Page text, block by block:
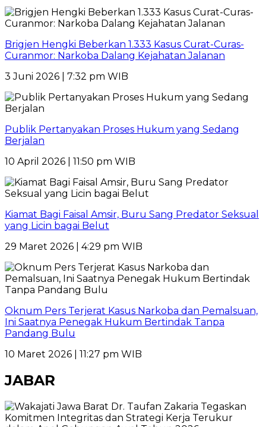
Brigjen Hengki Beberkan 1.333 Kasus Curat-Curas-
Curanmor: Narkoba Dalang Kejahatan Jalanan
3 Juni 2026 | 7:32 pm WIB
Publik Pertanyakan Proses Hukum yang Sedang
Berjalan
10 April 2026 | 11:50 pm WIB
Kiamat Bagi Faisal Amsir, Buru Sang Predator Seksual
yang Licin bagai Belut
29 Maret 2026 | 4:29 pm WIB
Oknum Pers Terjerat Kasus Narkoba dan Pemalsuan,
Ini Saatnya Penegak Hukum Bertindak Tanpa
Pandang Bulu
10 Maret 2026 | 11:27 pm WIB
JABAR